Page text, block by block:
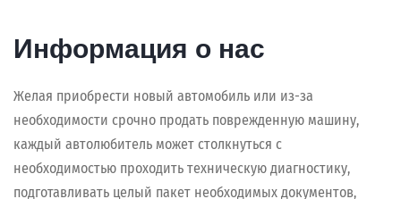
Информация о нас
Желая приобрести новый автомобиль или из-за
необходимости срочно продать поврежденную машину,
каждый автолюбитель может столкнуться с
необходимостью проходить техническую диагностику,
подготавливать целый пакет необходимых документов,